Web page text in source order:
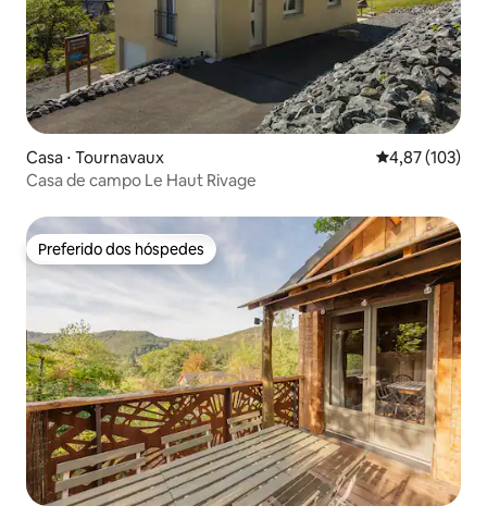
Casa ⋅ Tournavaux 4,87 de uma
4,87 (103)
Casa de campo Le Haut Rivage
Preferido dos hóspedes
Preferido dos hóspedes